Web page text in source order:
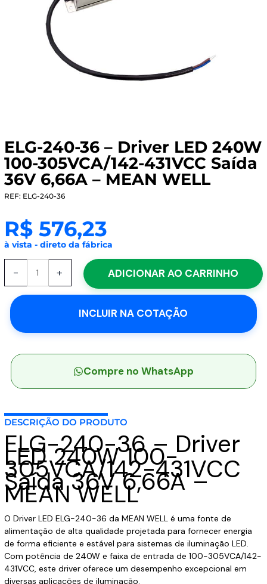
ELG-240-36 – Driver LED 240W
100-305VCA/142-431VCC Saída
36V 6,66A – MEAN WELL
REF: ELG-240-36
R$576,23
à vista - direto da fábrica
-
Driver
LED
100-
431VCC
6,66A
-
MEAN
WELL
quantidade
+ ADICIONAR AO CARRINHO
INCLUIR NA COTAÇÃO
Compre no WhatsApp
DESCRIÇÃO DO PRODUTO
ELG-240-36 – Driver
LED 240W 100-
305VCA/142-431VCC
Saída 36V 6,66A –
MEAN WELL
O Driver LED ELG-240-36 da MEAN WELL é uma fonte de
alimentação de alta qualidade projetada para fornecer energia
de forma eficiente e estável para sistemas de iluminação LED.
Com potência de 240W e faixa de entrada de 100-305VCA/142-
431VCC, este driver oferece um desempenho excepcional em
diversas aplicações de iluminação.